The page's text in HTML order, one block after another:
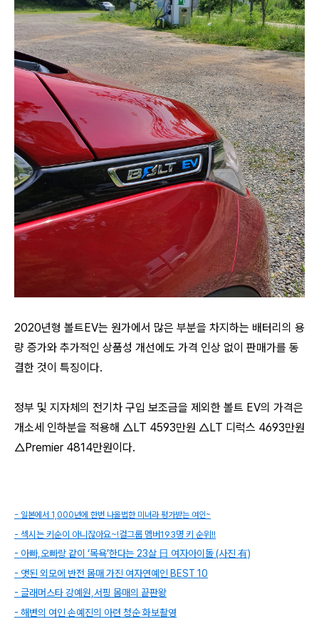
2020년형 볼트EV는 원가에서 많은 부분을 차지하는 배터리의 용
량 증가와 추가적인 상품성 개선에도 가격 인상 없이 판매가를 동
결한 것이 특징이다.
정부 및 지자체의 전기차 구입 보조금을 제외한 볼트 EV의 가격은
개소세 인하분을 적용해 △LT 4593만원 △LT 디럭스 4693만원
△Premier 4814만원이다.
- 일본에서 1,000년에 한번 나올법한 미녀라 평가받는 여인~
- 섹시는 키순이 아니잖아요~!걸그룹 멤버193명 키 순위!!
- 아빠,오빠랑 같이 ‘목욕’한다는 23살 日 여자아이돌 (사진 有)
- 앳된 외모에 반전 몸매 가진 여자연예인 BEST 10
- 글래머스타 강예원,서핑 몸매의 끝판왕
- 해변의 여인 손예진의 아련 청순 화보촬영